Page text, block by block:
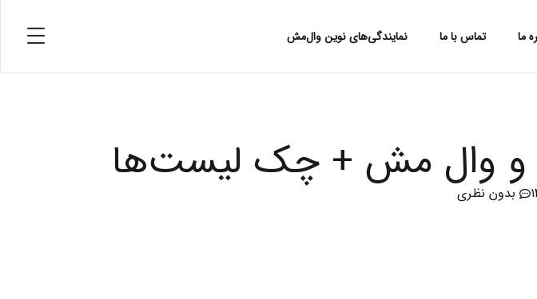
ما تماس با ما نمایندگی‌های نوین وال‌مش
و وال مش + چک لیست‌ها
بدون نظری